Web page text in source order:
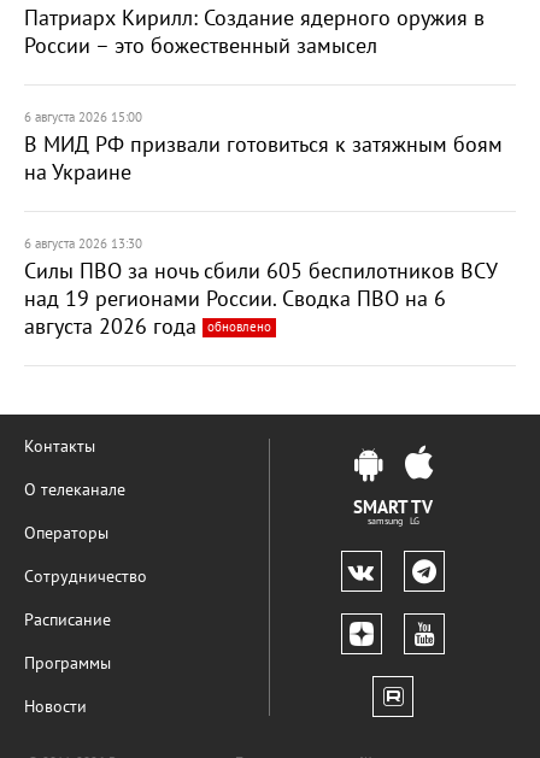
Патриарх Кирилл: Создание ядерного оружия в
России – это божественный замысел
6 августа 2026 15:00
В МИД РФ призвали готовиться к затяжным боям
на Украине
6 августа 2026 13:30
Силы ПВО за ночь сбили 605 беспилотников ВСУ
над 19 регионами России. Сводка ПВО на 6
августа 2026 года
обновлено
Контакты
О телеканале
Операторы
Сотрудничество
Расписание
Программы
Новости
SMART TV
samsung LG